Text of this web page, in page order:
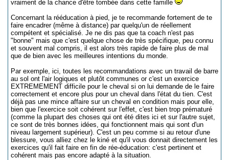
vraiment de la chance d'être tombée dans cette famille
Concernant la rééducation à pied, je te recommande fortement de te
faire encadrer (même à distance) par quelqu'un de réellement
compétent et spécialisé. Je ne dis pas que ta coach n'est pas
"bonne" mais que c'est quelque chose de très spécifique, peu connu
et souvent mal compris, il est alors très rapide de faire plus de mal
que de bien avec les meilleures intentions du monde.
Par exemple, ici, toutes les recommandations avec un travail de barre
au sol ont l'air logiques et plutôt communes or c'est un exercice
EXTREMEMENT difficile pour le cheval si on lui demande de le faire
correctement et encore plus pour un cheval dans l'état du tien. C'est
déjà pas une mince affaire sur un cheval en condition mais pour elle,
bien que l'exercice soit cohérent sur l'effet, c'est bien trop prématuré
(comme la plupart des choses qui ont été dites ici et sur l'autre sujet,
ce sont de très bonnes idées, qui fonctionnent mais qui sont d'un
niveau largement supérieur). C'est un peu comme si au retour d'une
blessure, vous alliez chez le kiné et qu'il vous donnait directement les
exercices qu'il fait faire en fin de rée-éducation: c'est pertinent et
cohérent mais pas encore adapté à la situation.